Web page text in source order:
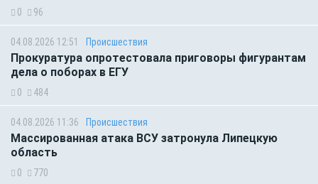
0 96
04.08.2026 12:51 Происшествия
Прокуратура опротестовала приговоры фигурантам
дела о поборах в ЕГУ
0 484
04.08.2026 11:36 Происшествия
Массированная атака ВСУ затронула Липецкую
область
0 770